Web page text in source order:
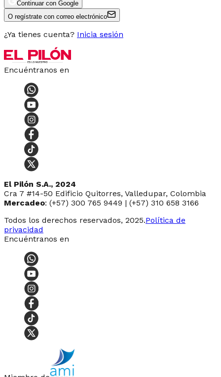
Continuar con Google
O regístrate con correo electrónico
¿Ya tienes cuenta? Inicia sesión
Encuéntranos en
El Pilón S.A., 2024
Cra 7 #14-50 Edificio Quitorres, Valledupar, Colombia
Mercadeo: (+57) 300 765 9449 | (+57) 310 658 3166
Todos los derechos reservados, 2025.Política de
privacidad
Encuéntranos en